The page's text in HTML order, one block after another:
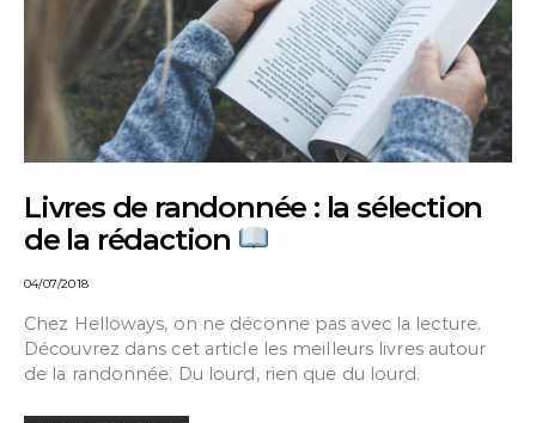
Livres de randonnée : la sélection
de la rédaction
04/07/2018
Chez Helloways, on ne déconne pas avec la lecture.
Découvrez dans cet article les meilleurs livres autour
de la randonnée. Du lourd, rien que du lourd.